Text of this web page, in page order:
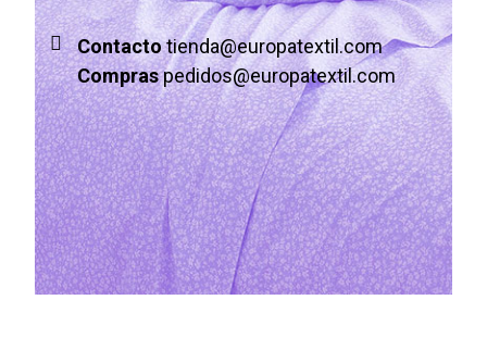
Contacto tienda@europatextil.com
Compraspedidos@europatextil.com
© 2023 Europa Textil -Desarrollado por Dantia Tecnología